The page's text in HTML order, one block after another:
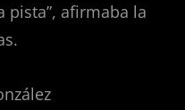
pista”, afirmaba la